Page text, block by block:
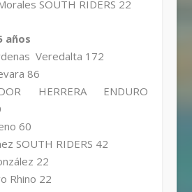
SOUTH RIDERS 22
años
Veredalta 172
86
HERRERA ENDURO
60
SOUTH RIDERS 42
22
Rhino 22